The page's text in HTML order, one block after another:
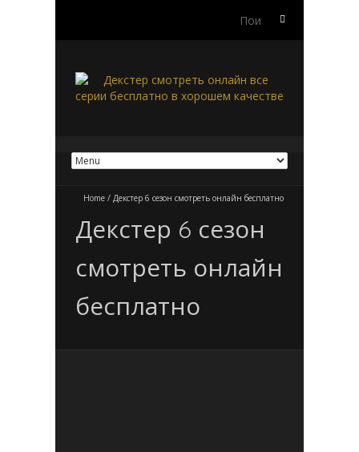
Найти:
Home / Декстер 6 сезон смотреть онлайн бесплатно
Декстер 6 сезон
смотреть онлайн
бесплатно